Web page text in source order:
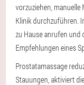
vorzuziehen,
Klinik durchzuführen.
zu Hause anrufen und
Empfehlungen eines
Prostatamassage
Stauungen, aktiviert